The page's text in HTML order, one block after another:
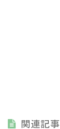
関連記事